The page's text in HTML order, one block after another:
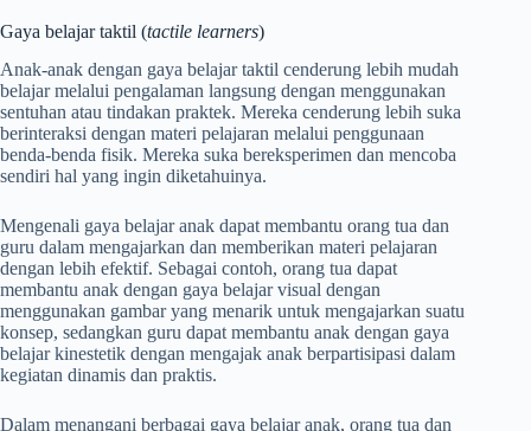
Gaya belajar taktil (tactile learners)
Anak-anak dengan gaya belajar taktil cenderung lebih mudah
belajar melalui pengalaman langsung dengan menggunakan
sentuhan atau tindakan praktek. Mereka cenderung lebih suka
berinteraksi dengan materi pelajaran melalui penggunaan
benda-benda fisik. Mereka suka bereksperimen dan mencoba
sendiri hal yang ingin diketahuinya.
Mengenali gaya belajar anak dapat membantu orang tua dan
guru dalam mengajarkan dan memberikan materi pelajaran
dengan lebih efektif. Sebagai contoh, orang tua dapat
membantu anak dengan gaya belajar visual dengan
menggunakan gambar yang menarik untuk mengajarkan suatu
konsep, sedangkan guru dapat membantu anak dengan gaya
belajar kinestetik dengan mengajak anak berpartisipasi dalam
kegiatan dinamis dan praktis.
Dalam menangani berbagai gaya belajar anak, orang tua dan